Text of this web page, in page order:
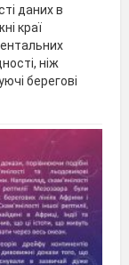
даних в
краї
ніж
берегові